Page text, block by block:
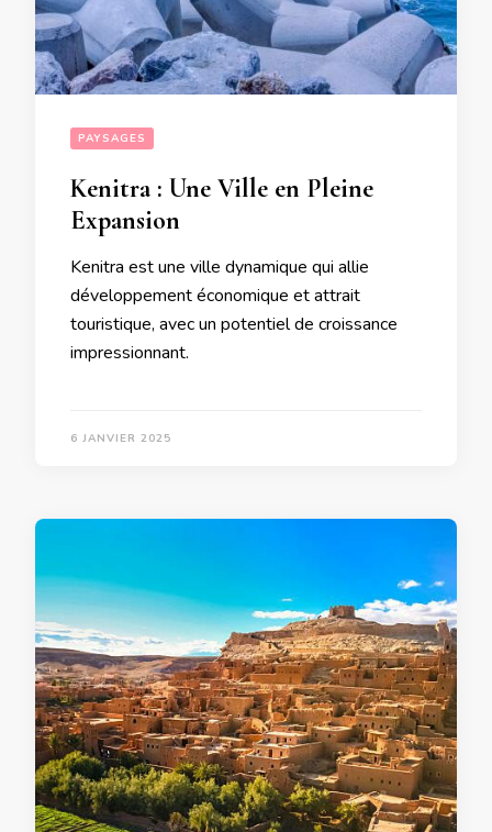
PAYSAGES
Kenitra : Une Ville en Pleine
Expansion
Kenitra est une ville dynamique qui allie
développement économique et attrait
touristique, avec un potentiel de croissance
impressionnant.
6 JANVIER 2025